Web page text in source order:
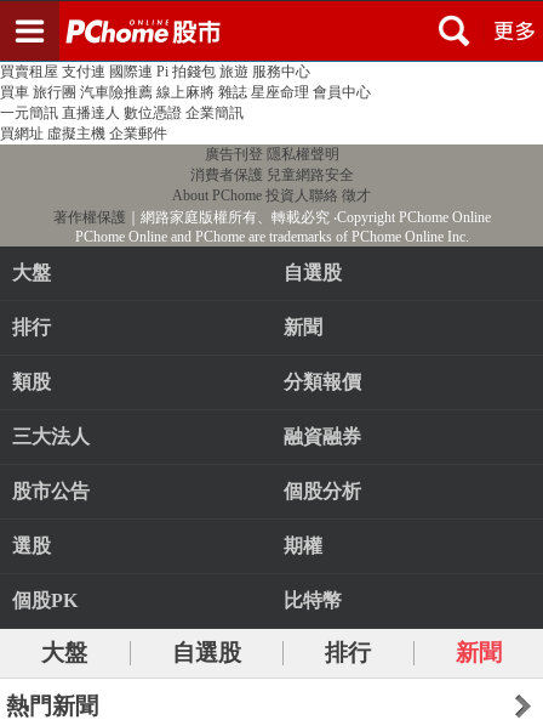
PChome首頁 線上購物 24h購物 書店
買賣租屋 支付連 國際連 Pi 拍錢包 旅遊 服務中心
買車 旅行團 汽車險推薦 線上麻將 雜誌 星座命理 會員中心
一元簡訊 直播達人 數位憑證 企業簡訊
買網址 虛擬主機 企業郵件
廣告刊登 隱私權聲明
消費者保護 兒童網路安全
About PChome 投資人聯絡 徵才
著作權保護 ｜網路家庭版權所有、轉載必究‧Copyright PChome Online
PChome Online and PChome are trademarks of PChome Online Inc.
大盤 自選股
排行 新聞
類股 分類報價
三大法人 融資融券
股市公告 個股分析
選股 期權
個股PK 比特幣
大盤 自選股 排行 新聞
熱門新聞